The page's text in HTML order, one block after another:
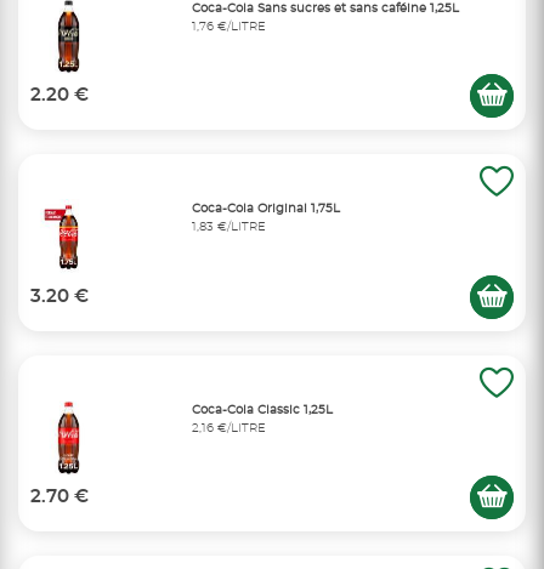
Coca-Cola Sans sucres et sans caféine 1,25L
1,76 €/LITRE
2.20 €
Coca-Cola Original 1,75L
1,83 €/LITRE
3.20 €
Coca-Cola Classic 1,25L
2,16 €/LITRE
2.70 €